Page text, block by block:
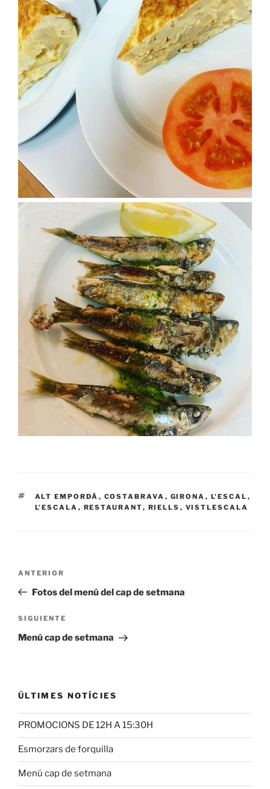
ETIQUETAS
ALT EMPORDÀ , COSTABRAVA , GIRONA , L'ESCAL ,
L'ESCALA , RESTAURANT, RIELLS , VISTLESCALA
entradas
Entrada
anterior:
ANTERIOR
Fotos del menú del cap de setmana
Siguiente
entrada
SIGUIENTE
Menú cap de setmana
ÚLTIMES NOTÍCIES
PROMOCIONS DE 12H A 15:30H
Esmorzars de forquilla
Menú cap de setmana